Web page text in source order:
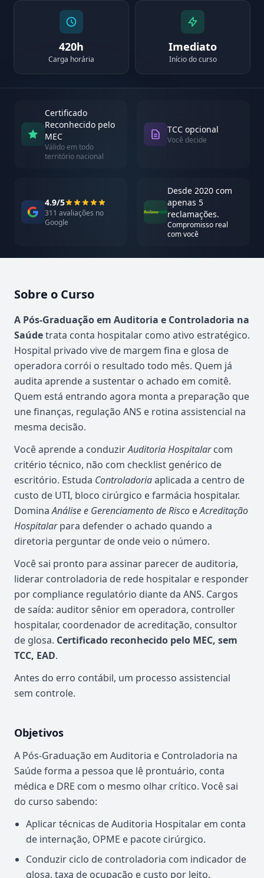
420h
Carga horária
Imediato
Início do curso
Certificado
Reconhecido pelo
MEC
Válido em todo
território nacional
TCC opcional
Você decide
4.9/5
311 avaliações no
Google
Desde 2020 com
apenas 5
reclamações.
Compromisso real
com você
Sobre o Curso
Atualizado em abril de 2026
A Pós-Graduação em Auditoria e Controladoria na
Saúdetrata conta hospitalar como ativo estratégico.
Hospital privado vive de margem fina e glosa de
operadora corrói o resultado todo mês. Quem já
audita aprende a sustentar o achado em comitê.
Quem está entrando agora monta a preparação que
une finanças, regulação ANS e rotina assistencial na
mesma decisão.
Você aprende a conduzirAuditoria Hospitalarcom
critério técnico, não com checklist genérico de
escritório. Estuda Controladoriaaplicada a centro de
custo de UTI, bloco cirúrgico e farmácia hospitalar.
DominaAnálise e Gerenciamento de Risco eAcreditação
Hospitalarpara defender o achado quando a
diretoria perguntar de onde veio o número.
Você sai pronto para assinar parecer de auditoria,
liderar controladoria de rede hospitalar e responder
por compliance regulatório diante da ANS. Cargos
de saída: auditor sênior em operadora, controller
hospitalar, coordenador de acreditação, consultor
de glosa. Certificado reconhecido pelo MEC, sem
TCC, EAD.
Antes do erro contábil, um processo assistencial
sem controle.
Objetivos
A Pós-Graduação em Auditoria e Controladoria na
Saúde forma a pessoa que lê prontuário, conta
médica e DRE com o mesmo olhar crítico. Você sai
do curso sabendo:
Aplicar técnicas de Auditoria Hospitalar em conta
de internação, OPME e pacote cirúrgico.
Conduzir ciclo de controladoria com indicador de
glosa, taxa de ocupação e custo por leito.